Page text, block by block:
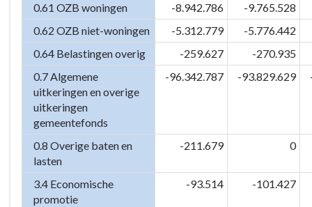
0.61 OZB woningen
-8.942.786
-9.765.528
0.62 OZB niet-woningen
-5.312.779
-5.776.442
0.64 Belastingen overig
-259.627
-270.935
0.7 Algemene
uitkeringen en overige
uitkeringen
gemeentefonds
-96.342.787 -93.829.629
0.8 Overige baten en
lasten
-211.679 0
3.4 Economische
promotie
-93.514 -101.427